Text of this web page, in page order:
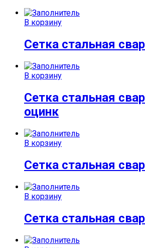
В корзину
Сетка стальная
В корзину
Сетка стальная
оцинк
В корзину
Сетка стальная
В корзину
Сетка стальная